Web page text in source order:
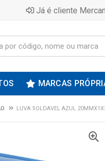
Já é cliente
MARCAS
LUVA SOLDAVEL AZUL